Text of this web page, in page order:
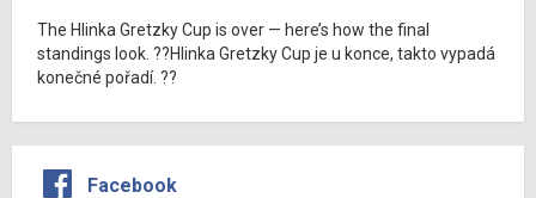
The Hlinka Gretzky Cup is over — here’s how the final
standings look. ??Hlinka Gretzky Cup je u konce, takto vypadá
konečné pořadí. ??
Facebook